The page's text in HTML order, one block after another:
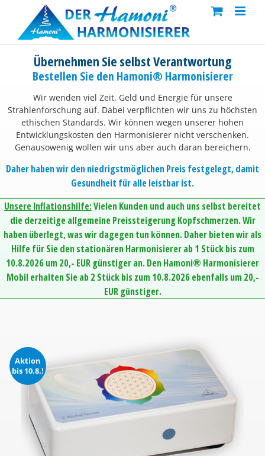
content
Übernehmen Sie selbst Verantwortung
Bestellen Sie den Hamoni® Harmonisierer
Wir wenden viel Zeit, Geld und Energie für unsere
Strahlenforschung auf. Dabei verpflichten wir uns zu höchsten
ethischen Standards. Wir können wegen unserer hohen
Entwicklungskosten den Harmonisierer nicht verschenken.
Genausowenig wollen wir uns aber auch daran bereichern.
Daher haben wir den niedrigstmöglichen Preis festgelegt, damit
Gesundheit für alle leistbar ist.
Unsere Inflationshilfe:Vielen Kunden und auch uns selbst bereitet
die derzeitige allgemeine Preissteigerung Kopfschmerzen. Wir
haben überlegt, was wir dagegen tun können. Daher bieten wir als
Hilfe für Sie den stationären Harmonisierer ab 1 Stück bis zum
10.8.2026 um 20,- EUR günstiger an. Den Hamoni® Harmonisierer
Mobil erhalten Sie ab 2 Stück bis zum 10.8.2026 ebenfalls um 20,-
EUR günstiger.
Aktion
bis 10.8.!